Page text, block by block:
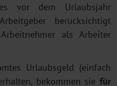
vor dem Urlaubsjahr
berücksichtigt
als Arbeiter
Urlaubsgeld (einfach
bekommen sie für